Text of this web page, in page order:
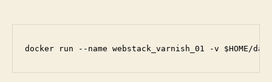
docker run --name webstack_varnish_01 -v